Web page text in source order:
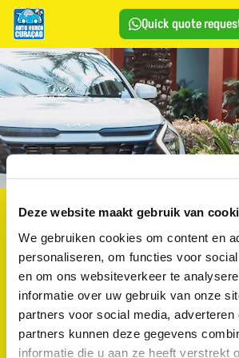
Deze website maakt gebruik van
We gebruiken cookies om content en
personaliseren, om functies voor
en om ons websiteverkeer te
informatie over uw gebruik van onze
partners voor social media, adverteren
partners kunnen deze gegevens
informatie die u aan ze heeft verstrekt
Quick quote
Contact & reserveringenWilt u snel een
informatie ontvangen? Neem
op via WhatsApp of vult het
ons ook altijd mailen naar het volgende
info@autoverhuurincuracao.nl
Locaties: Jan Thiel & Mambo Beach
Maandag tot zondag van 08:00 uur tot